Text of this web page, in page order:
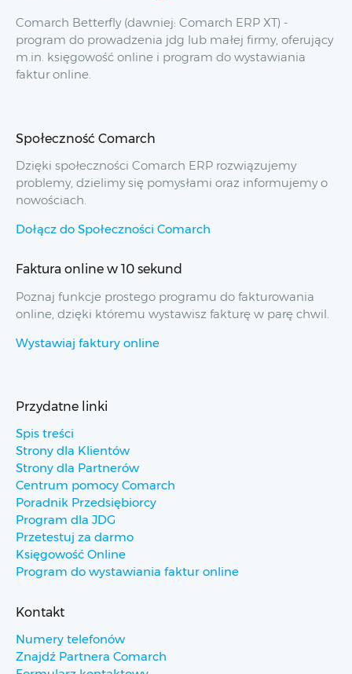
Comarch Betterfly (dawniej: Comarch ERP XT) -
program do prowadzenia jdg lub małej firmy, oferujący
m.in. księgowość online i program do wystawiania
faktur online.
Społeczność Comarch
Dzięki społeczności Comarch ERP rozwiązujemy
problemy, dzielimy się pomysłami oraz informujemy o
nowościach.
Dołącz do Społeczności Comarch
Faktura online w 10 sekund
Poznaj funkcje prostego programu do fakturowania
online, dzięki któremu wystawisz fakturę w parę chwil.
Wystawiaj faktury online
Przydatne linki
Spis treści
Strony dla Klientów
Strony dla Partnerów
Centrum pomocy Comarch
Poradnik Przedsiębiorcy
Program dla JDG
Przetestuj za darmo
Księgowość Online
Program do wystawiania faktur online
Kontakt
Numery telefonów
Znajdź Partnera Comarch